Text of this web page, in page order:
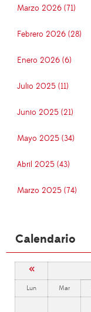
Marzo 2026 (71)
Febrero 2026 (28)
Enero 2026 (6)
Julio 2025 (11)
Junio 2025 (21)
Mayo 2025 (34)
Abril 2025 (43)
Marzo 2025 (74)
Calendario
«
Lun Mar